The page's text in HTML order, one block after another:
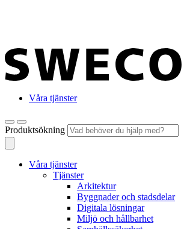
Våra tjänster
Produktsökning
Våra tjänster
Tjänster
Arkitektur
Byggnader och stadsdelar
Digitala lösningar
Miljö och hållbarhet